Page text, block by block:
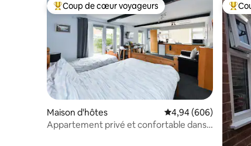
Coups de cœur voyageurs les plus appréciés
Coup de cœur voyageurs
Maison d'hôtes Évaluation moyenne
4,94 (606)
Appartement privé et confortable dans